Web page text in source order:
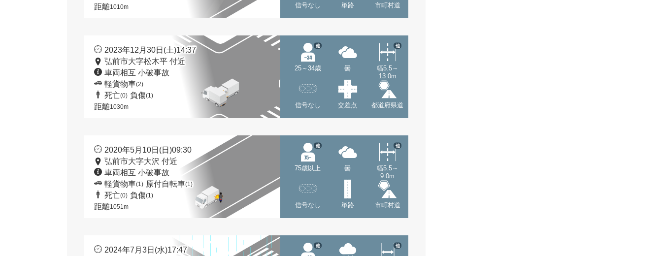
距離1010m 信号なし 単路 市町村道
2023年12月30日(土)14:37
弘前市大字松木平 付近
車両相互 小破事故
軽貨物車(2)
死亡(0) 負傷(1)
距離1030m
25～34歳
他
曇
幅5.5～
13.0m
他
信号なし 交差点 都道府県道
2020年5月10日(日)09:30
弘前市大字大沢 付近
車両相互 小破事故
軽貨物車(1) 原付自転車(1)
死亡(0) 負傷(1)
距離1051m
75歳以上
他
曇
幅5.5～
9.0m
他
信号なし 単路 市町村道
2024年7月3日(水)17:47
他 他